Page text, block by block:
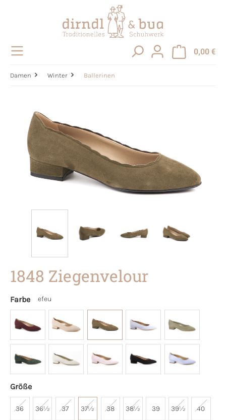
0,00 €
Damen Winter Ballerinen
1848 Ziegenvelour
Farbe efeu
Größe
36 36½ 37 37½ 38 38½ 39 39½ 40